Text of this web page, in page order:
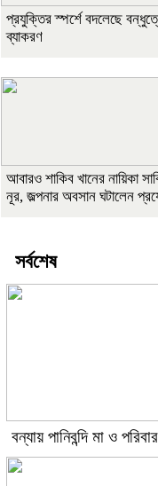
প্রযুক্তির স্পর্শে বদলেছে
ব্যাকরণ
আবারও শাকিব খানের নায়িকা
নূর, জল্পনার অবসান ঘটালেন
সর্বশেষ
বন্যায় পানিবন্দি মা ও